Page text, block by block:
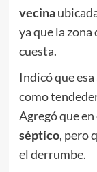
vecina
ya que la zona
cuesta.
Indicó que
como
Agregó que
séptico, pero
el derrumbe.